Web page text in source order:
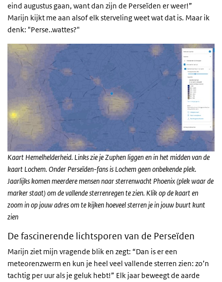
eind augustus gaan, want dan zijn de Perseïden er weer!”
Marijn kijkt me aan alsof elk sterveling weet wat dat is. Maar ik
denk: "Perse..wattes?"
Kaart Hemelhelderheid. Links zie je Zuphen liggen en in het midden van de
kaart Lochem. Onder Perseïden-fans is Lochem geen onbekende plek.
Jaarlijks komen meerdere mensen naar sterrenwacht Phoenix (plek waar de
marker staat) om de vallende sterrenregen te zien. Klik op de kaart en
zoom in op jouw adres om te kijken hoeveel sterren je in jouw buurt kunt
zien
De fascinerende lichtsporen van de Perseïden
Marijn ziet mijn vragende blik en zegt: “Dan is er een
meteorenzwerm en kun je heel veel vallende sterren zien: zo’n
tachtig per uur als je geluk hebt!” Elk jaar beweegt de aarde